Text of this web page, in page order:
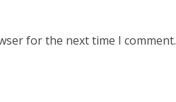
for the next time I comment.